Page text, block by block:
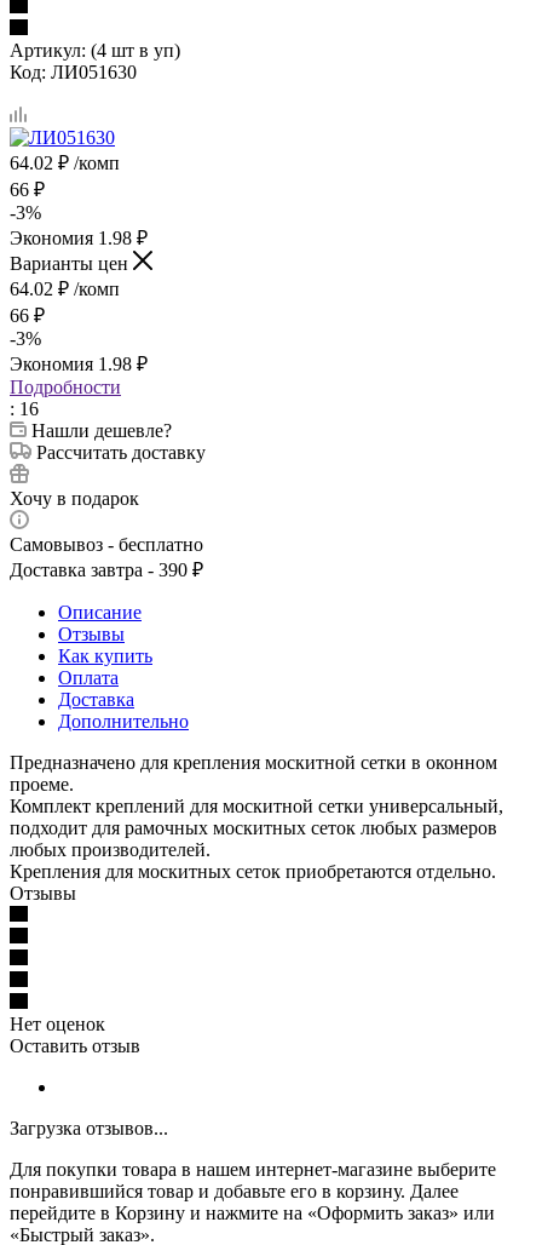
Артикул: (4 шт в уп)
Код: ЛИ051630
64.02 ₽ /комп
66 ₽
-3%
Экономия 1.98 ₽
Варианты цен
64.02 ₽ /комп
66 ₽
-3%
Экономия 1.98 ₽
Подробности
: 16
Нашли дешевле?
Рассчитать доставку
Хочу в подарок
Самовывоз - бесплатно
Доставка завтра - 390 ₽
Описание
Отзывы
Как купить
Оплата
Доставка
Дополнительно
Предназначено для крепления москитной сетки в оконном
проеме.
Комплект креплений для москитной сетки универсальный,
подходит для рамочных москитных сеток любых размеров
любых производителей.
Крепления для москитных сеток приобретаются отдельно.
Отзывы
Нет оценок
Оставить отзыв
Загрузка отзывов...
Для покупки товара в нашем интернет-магазине выберите
понравившийся товар и добавьте его в корзину. Далее
перейдите в Корзину и нажмите на «Оформить заказ» или
«Быстрый заказ».